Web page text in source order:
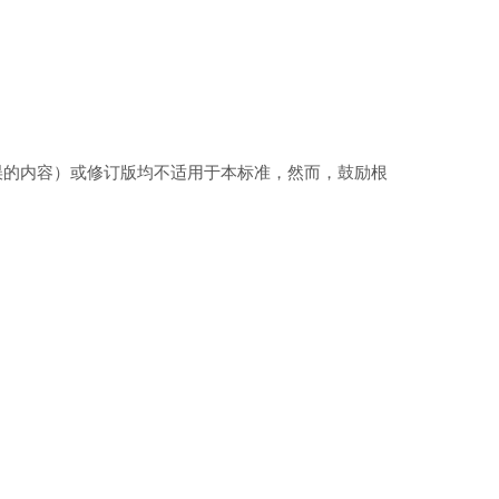
内容）或修订版均不适用于本标准，然而，鼓励根